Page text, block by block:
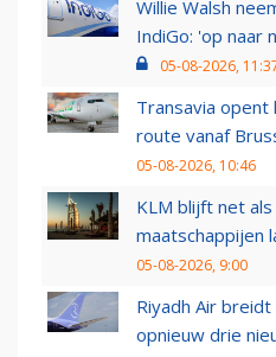
Willie Walsh
IndiGo: 'op naar
05-08-2026,
Transavia
route vanaf
05-08-2026, 10:46
KLM blijft net
maatschappijen
05-08-2026, 9:00
Riyadh Air
opnieuw drie